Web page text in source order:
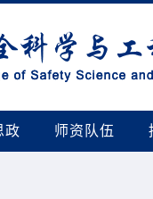
政 师资队伍